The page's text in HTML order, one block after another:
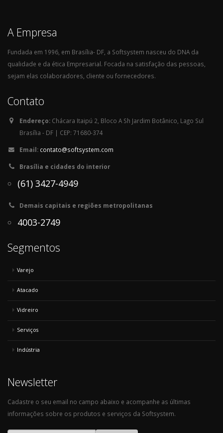
A Empresa
Fundada em 1996, em Brasília- DF, a Softsystem nasceu do DNA da
qualidade e da ética Empresarial. Focada na satisfação das pessoas,
sejam elas colaboradores, cliente ou fornecedores.
Contato
Endereço: Chácara Itaipú 2, Bloco A Sh Jardim Botânico, Lago Sul
Brasília - DF | CEP: 71680-374
Email: contato@softsystem.com
Brasília e cidades do interior
(61) 3427-4949
Demais capitais e regiões metropolitanas
4003-2749
Segmentos
Varejo
Atacado
Vidreiro
Serviços
Indústria
Newsletter
Cadastre o seu email no campo abaixo e acompanhe as últimas
informações sobre os produtos e serviços da Softsystem.